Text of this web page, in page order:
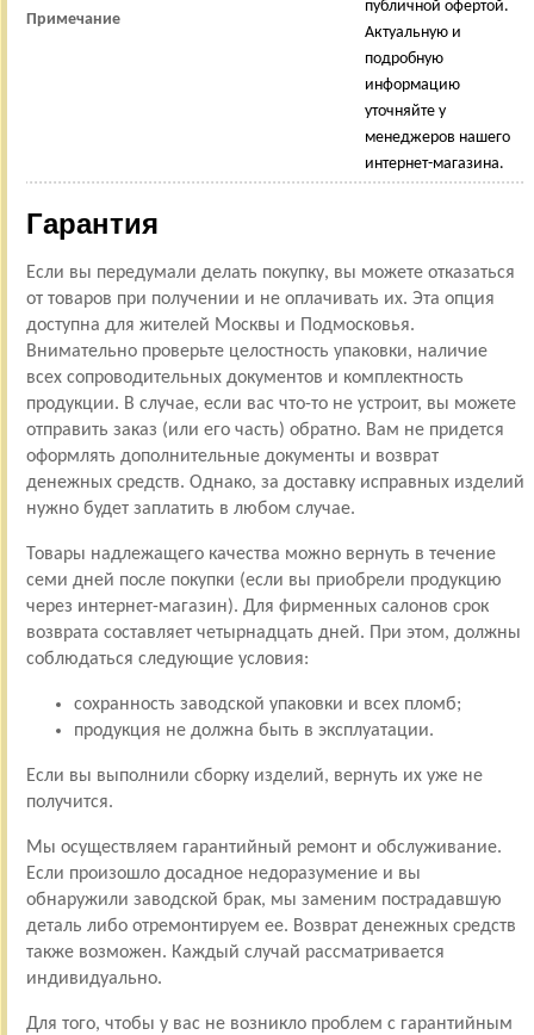
Примечание
публичной офертой.
Актуальную и
подробную
информацию
уточняйте у
менеджеров нашего
интернет-магазина.
Гарантия
Если вы передумали делать покупку, вы можете отказаться
от товаров при получении и не оплачивать их. Эта опция
доступна для жителей Москвы и Подмосковья.
Внимательно проверьте целостность упаковки, наличие
всех сопроводительных документов и комплектность
продукции. В случае, если вас что-то не устроит, вы можете
отправить заказ (или его часть) обратно. Вам не придется
оформлять дополнительные документы и возврат
денежных средств. Однако, за доставку исправных изделий
нужно будет заплатить в любом случае.
Товары надлежащего качества можно вернуть в течение
семи дней после покупки (если вы приобрели продукцию
через интернет-магазин). Для фирменных салонов срок
возврата составляет четырнадцать дней. При этом, должны
соблюдаться следующие условия:
сохранность заводской упаковки и всех пломб;
продукция не должна быть в эксплуатации.
Если вы выполнили сборку изделий, вернуть их уже не
получится.
Мы осуществляем гарантийный ремонт и обслуживание.
Если произошло досадное недоразумение и вы
обнаружили заводской брак, мы заменим пострадавшую
деталь либо отремонтируем ее. Возврат денежных средств
также возможен. Каждый случай рассматривается
индивидуально.
Для того, чтобы у вас не возникло проблем с гарантийным